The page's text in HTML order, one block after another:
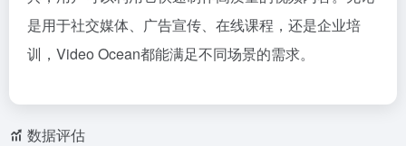
是用于社交媒体、广告宣传、在线课程，还是企业培
训，Video Ocean都能满足不同场景的需求。
数据评估